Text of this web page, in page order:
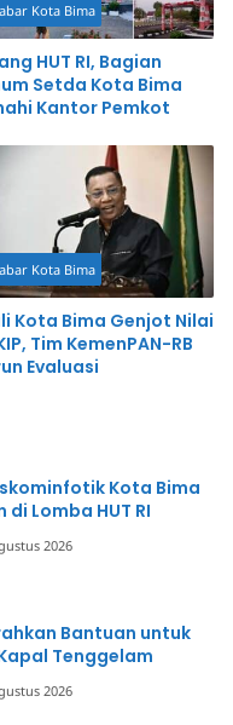
Kota Bima
HUT RI, Bagian
Setda Kota Bima
Kantor Pemkot
Kota Bima
Kota Bima Genjot Nilai
Tim KemenPAN-RB
Evaluasi
Kota Bima
Lomba HUT RI
2026
Bantuan untuk
Tenggelam
2026